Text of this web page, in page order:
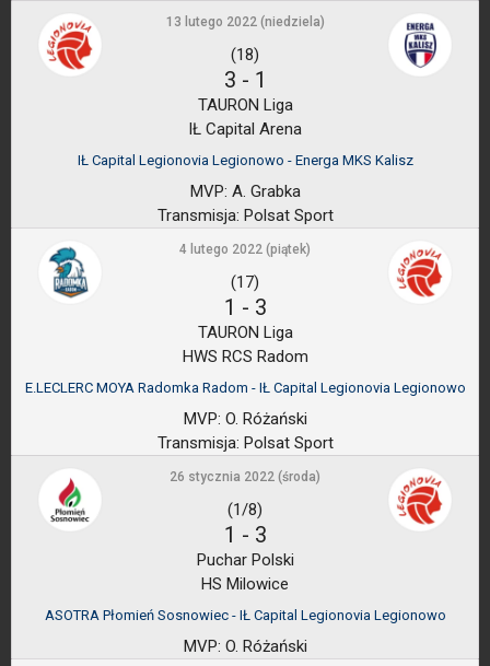
13 lutego 2022 (niedziela)
(18)
3 - 1
TAURON Liga
IŁ Capital Arena
IŁ Capital Legionovia Legionowo - Energa MKS Kalisz
MVP: A. Grabka
Transmisja: Polsat Sport
4 lutego 2022 (piątek)
(17)
1 - 3
TAURON Liga
HWS RCS Radom
E.LECLERC MOYA Radomka Radom - IŁ Capital Legionovia Legionowo
MVP: O. Różański
Transmisja: Polsat Sport
26 stycznia 2022 (środa)
(1/8)
1 - 3
Puchar Polski
HS Milowice
ASOTRA Płomień Sosnowiec - IŁ Capital Legionovia Legionowo
MVP: O. Różański